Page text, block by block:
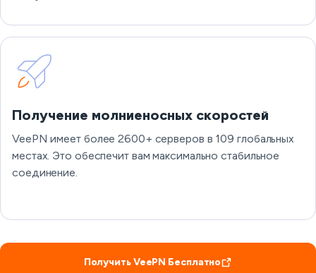
Получение молниеносных скоростей
VeePN имеет более 2600+ серверов в 109 глобальных
местах. Это обеспечит вам максимально стабильное
соединение.
Получить VeePN Бесплатно